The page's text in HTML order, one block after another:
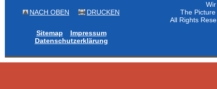
NACH OBEN DRUCKEN
The
All Rights
Sitemap
Impressum
Datenschutzerklärung